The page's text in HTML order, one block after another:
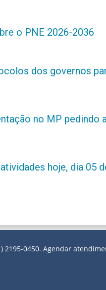
o PNE 2026-2036
dos governos
no MP pedindo
hoje, dia
2195-0450. Agendar